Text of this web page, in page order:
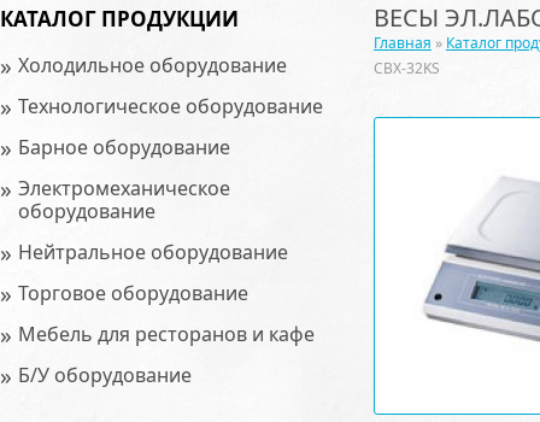
КАТАЛОГ ПРОДУКЦИИ
» Холодильное оборудование
» Технологическое оборудование
» Барное оборудование
» Электромеханическое
оборудование
» Нейтральное оборудование
» Торговое оборудование
» Мебель для ресторанов и кафе
» Б/У оборудование
ВЕСЫ
Главная » Каталог
CBX-32KS